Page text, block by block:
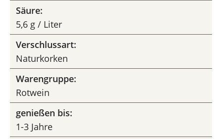
Säure:
5,6 g / Liter
Verschlussart:
Naturkorken
Warengruppe:
Rotwein
genießen bis:
1-3 Jahre